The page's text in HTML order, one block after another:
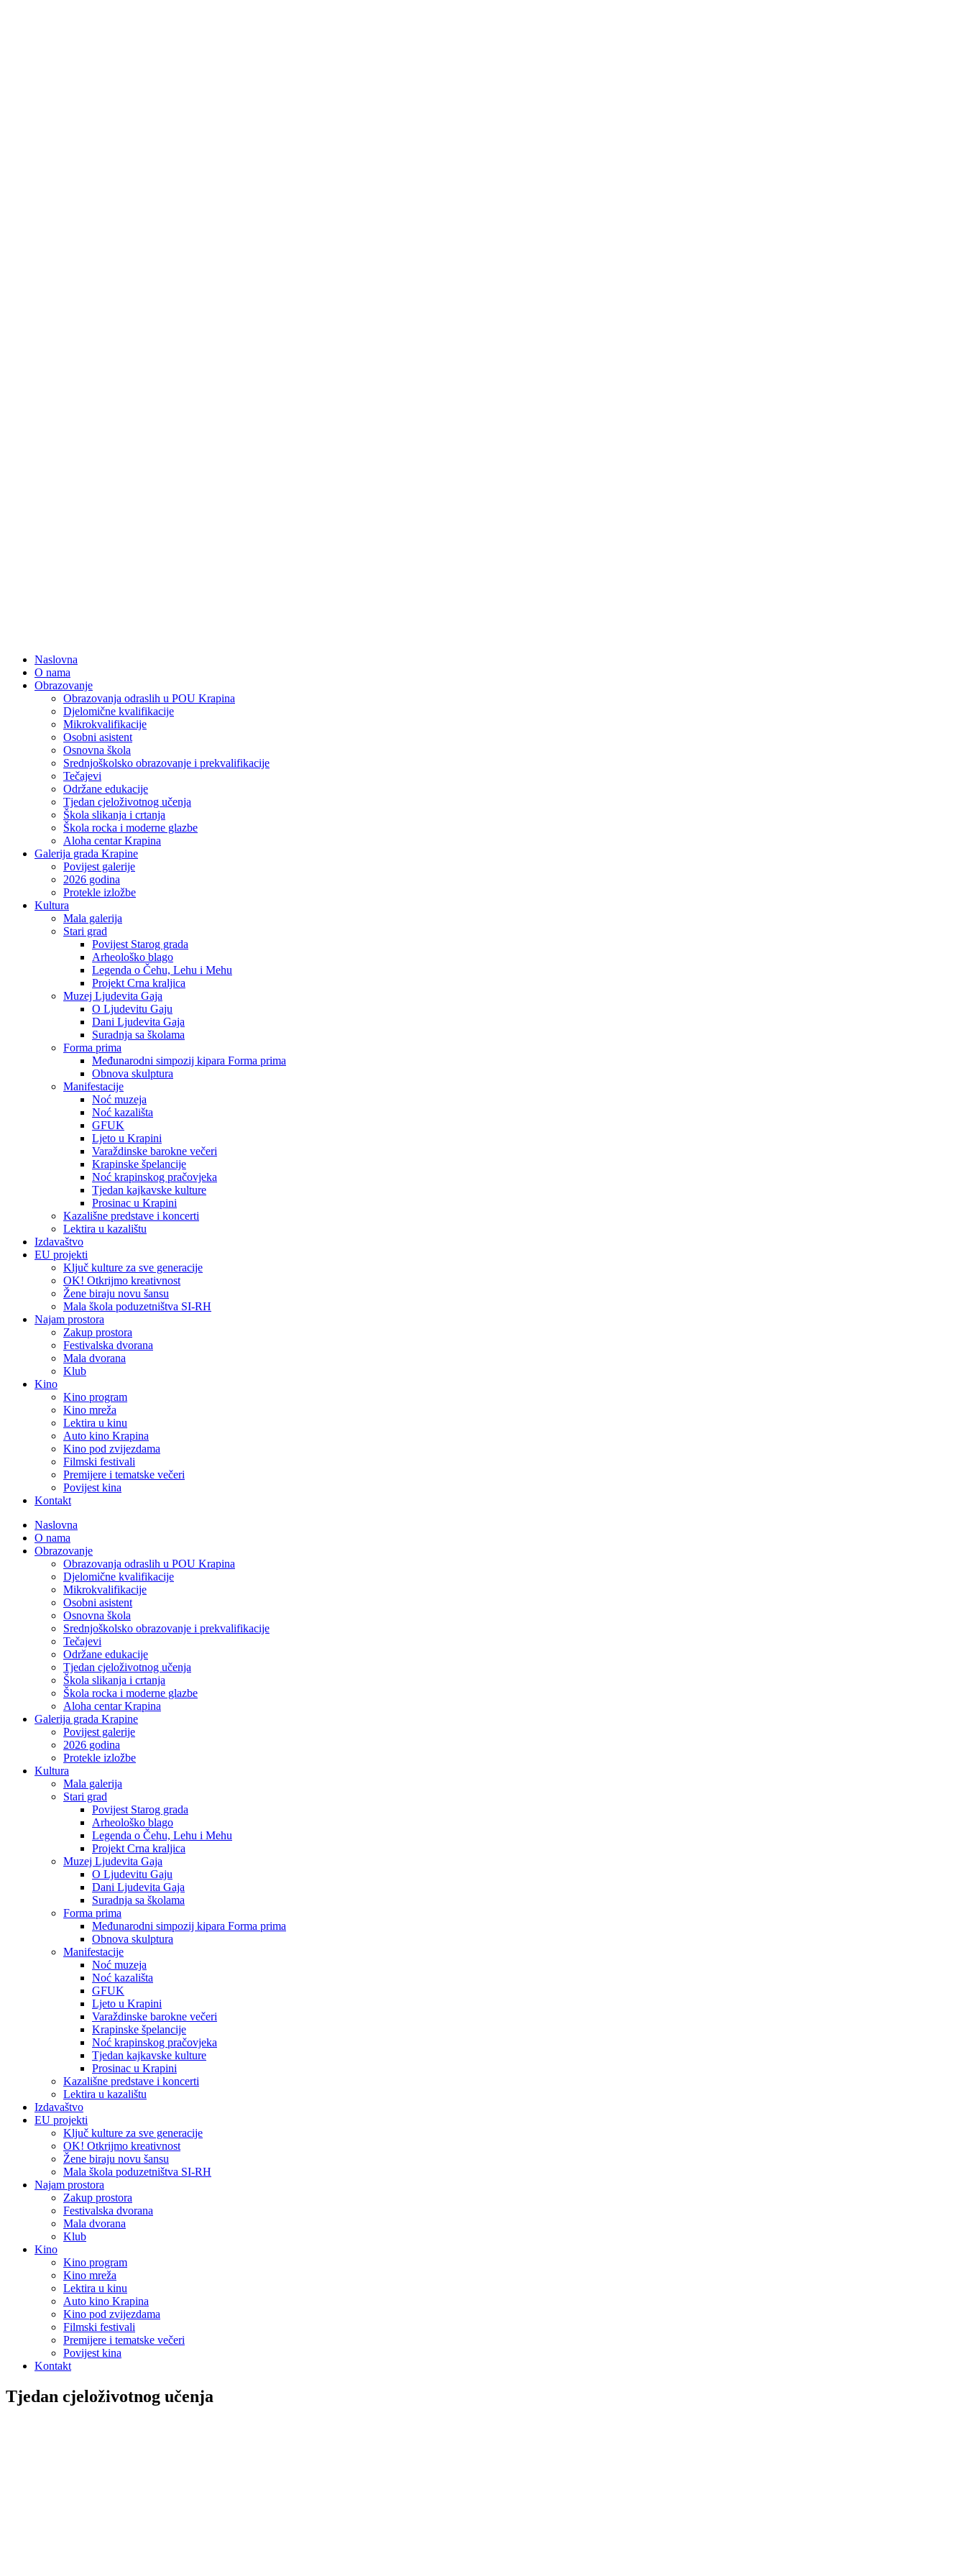
Naslovna
O nama
Obrazovanje
Obrazovanja odraslih u POU Krapina
Djelomične kvalifikacije
Mikrokvalifikacije
Osobni asistent
Osnovna škola
Srednjoškolsko obrazovanje i prekvalifikacije
Tečajevi
Održane edukacije
Tjedan cjeloživotnog učenja
Škola slikanja i crtanja
Škola rocka i moderne glazbe
Aloha centar Krapina
Galerija grada Krapine
Povijest galerije
2026 godina
Protekle izložbe
Kultura
Mala galerija
Stari grad
Povijest Starog grada
Arheološko blago
Legenda o Čehu, Lehu i Mehu
Projekt Crna kraljica
Muzej Ljudevita Gaja
O Ljudevitu Gaju
Dani Ljudevita Gaja
Suradnja sa školama
Forma prima
Međunarodni simpozij kipara Forma prima
Obnova skulptura
Manifestacije
Noć muzeja
Noć kazališta
GFUK
Ljeto u Krapini
Varaždinske barokne večeri
Krapinske špelancije
Noć krapinskog pračovjeka
Tjedan kajkavske kulture
Prosinac u Krapini
Kazališne predstave i koncerti
Lektira u kazalištu
Izdavaštvo
EU projekti
Ključ kulture za sve generacije
OK! Otkrijmo kreativnost
Žene biraju novu šansu
Mala škola poduzetništva SI-RH
Najam prostora
Zakup prostora
Festivalska dvorana
Mala dvorana
Klub
Kino
Kino program
Kino mreža
Lektira u kinu
Auto kino Krapina
Kino pod zvijezdama
Filmski festivali
Premijere i tematske večeri
Povijest kina
Kontakt
Naslovna
O nama
Obrazovanje
Obrazovanja odraslih u POU Krapina
Djelomične kvalifikacije
Mikrokvalifikacije
Osobni asistent
Osnovna škola
Srednjoškolsko obrazovanje i prekvalifikacije
Tečajevi
Održane edukacije
Tjedan cjeloživotnog učenja
Škola slikanja i crtanja
Škola rocka i moderne glazbe
Aloha centar Krapina
Galerija grada Krapine
Povijest galerije
2026 godina
Protekle izložbe
Kultura
Mala galerija
Stari grad
Povijest Starog grada
Arheološko blago
Legenda o Čehu, Lehu i Mehu
Projekt Crna kraljica
Muzej Ljudevita Gaja
O Ljudevitu Gaju
Dani Ljudevita Gaja
Suradnja sa školama
Forma prima
Međunarodni simpozij kipara Forma prima
Obnova skulptura
Manifestacije
Noć muzeja
Noć kazališta
GFUK
Ljeto u Krapini
Varaždinske barokne večeri
Krapinske špelancije
Noć krapinskog pračovjeka
Tjedan kajkavske kulture
Prosinac u Krapini
Kazališne predstave i koncerti
Lektira u kazalištu
Izdavaštvo
EU projekti
Ključ kulture za sve generacije
OK! Otkrijmo kreativnost
Žene biraju novu šansu
Mala škola poduzetništva SI-RH
Najam prostora
Zakup prostora
Festivalska dvorana
Mala dvorana
Klub
Kino
Kino program
Kino mreža
Lektira u kinu
Auto kino Krapina
Kino pod zvijezdama
Filmski festivali
Premijere i tematske večeri
Povijest kina
Kontakt
Tjedan cjeloživotnog učenja